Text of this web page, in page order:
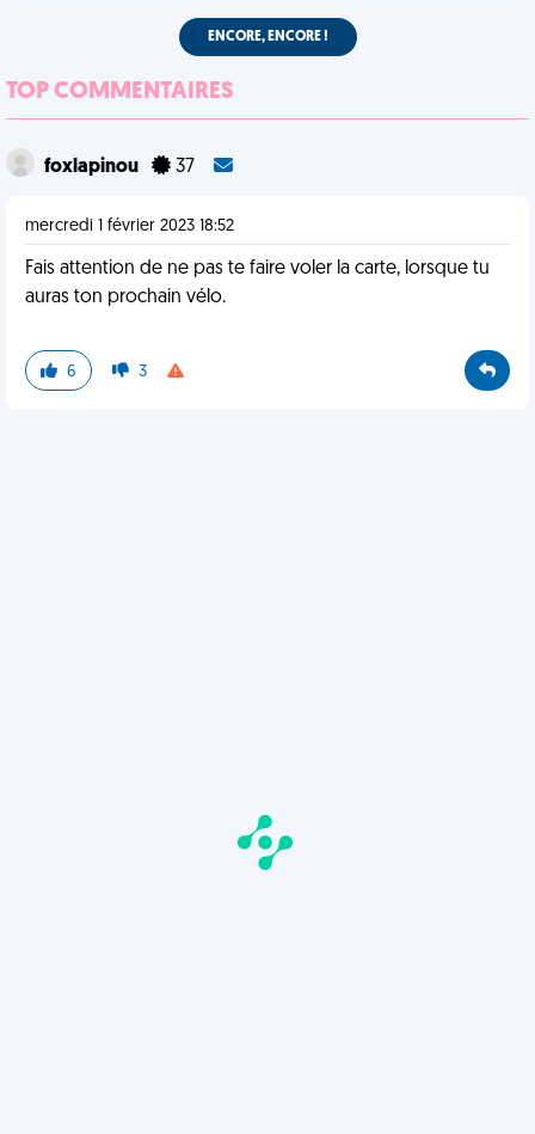
ENCORE, ENCORE !
TOP COMMENTAIRES
foxlapinou 37
mercredi 1 février 2023 18:52
Fais attention de ne pas te faire voler la carte, lorsque tu
auras ton prochain vélo.
6 3